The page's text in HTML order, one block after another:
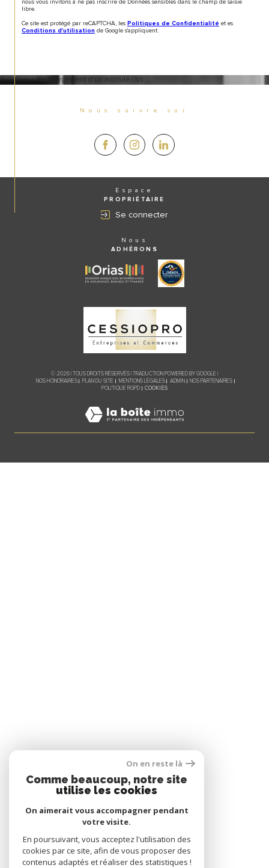
nous vous invitons à ne pas inscrire de Données sensibles dans le champ de saisie
libre.
Ce site est protégé par reCAPTCHA, les Politiques de Confidentialité et es
Conditions d'utilisation de Google s'appliquent.
2 -> Erreur de chargement d'un module /.tpl
Nous suivre sur
Espace
PROPRIÉTAIRE
Se connecter
Nous
ADHÉRONS
© 2026 | TOUS DROITS RÉSERVÉS | TRADUCTION POWERED BY GOOGLE |
NOS HONORAIRES
PLAN DU SITE MENTIONS LÉGALES ADMIN
NOS PARTENAIRES
POLITIQUE RGPD
COOKIES
On en reste là
Comme beaucoup, notre site
utilise les cookies
On aimerait vous accompagner pendant
votre visite.
En poursuivant, vous acceptez l'utilisation des
cookies par ce site, afin de vous proposer des
contenus adaptés et réaliser des statistiques !